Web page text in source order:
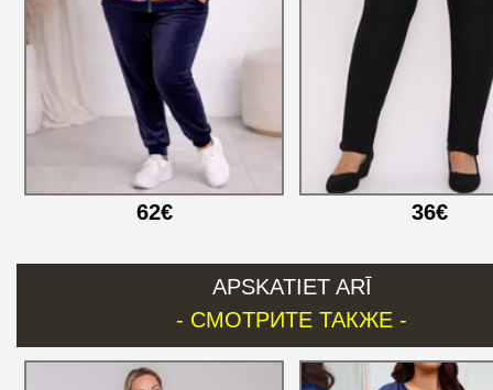
62€ 36€
APSKATIET ARĪ
- СМОТРИТЕ ТАКЖЕ -